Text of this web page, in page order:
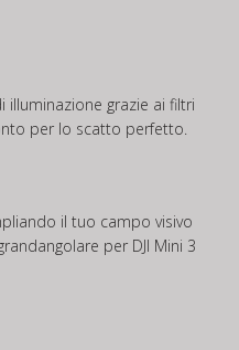
grazie ai filtri
per lo scatto perfetto.
il tuo campo visivo
per DJI Mini 3